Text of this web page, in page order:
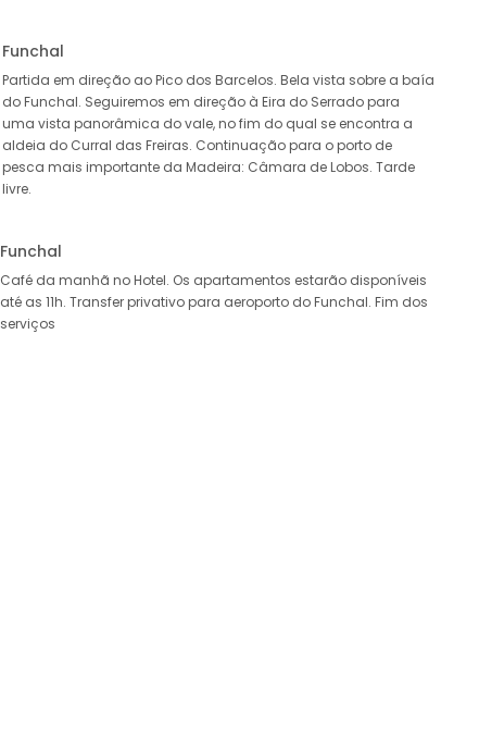
Funchal
Partida em direção ao Pico dos Barcelos. Bela vista sobre a baía
do Funchal. Seguiremos em direção à Eira do Serrado para
uma vista panorâmica do vale, no fim do qual se encontra a
aldeia do Curral das Freiras. Continuação para o porto de
pesca mais importante da Madeira: Câmara de Lobos. Tarde
livre.
Funchal
Café da manhã no Hotel. Os apartamentos estarão disponíveis
até as 11h. Transfer privativo para aeroporto do Funchal. Fim dos
serviços